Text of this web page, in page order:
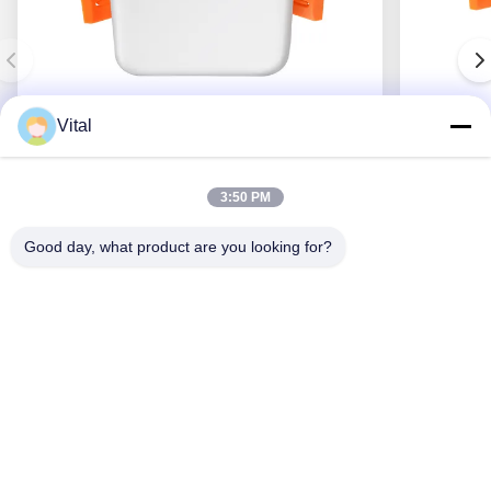
Obtenha o melhor preço
Vital
3:50 PM
Good day, what product are you looking for?